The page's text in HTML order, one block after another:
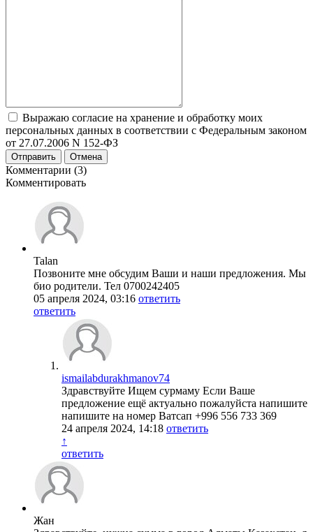
Выражаю согласие на хранение и обработку моих
персональных данных в соответствии с Федеральным законом
от 27.07.2006 N 152-ФЗ
Отправить Отмена
Комментарии (3)
Комментировать
Talan
Позвоните мне обсудим Ваши и наши предложения. Мы
био родители. Тел 0700242405
05 апреля 2024, 03:16 ответить
ответить
ismailabdurakhmanov74
Здравствуйте Ищем сурмаму Если Ваше
предложение ещё актуально пожалуйста напишите
напишите на номер Ватсап +996 556 733 369
24 апреля 2024, 14:18 ответить
↑
ответить
Жан